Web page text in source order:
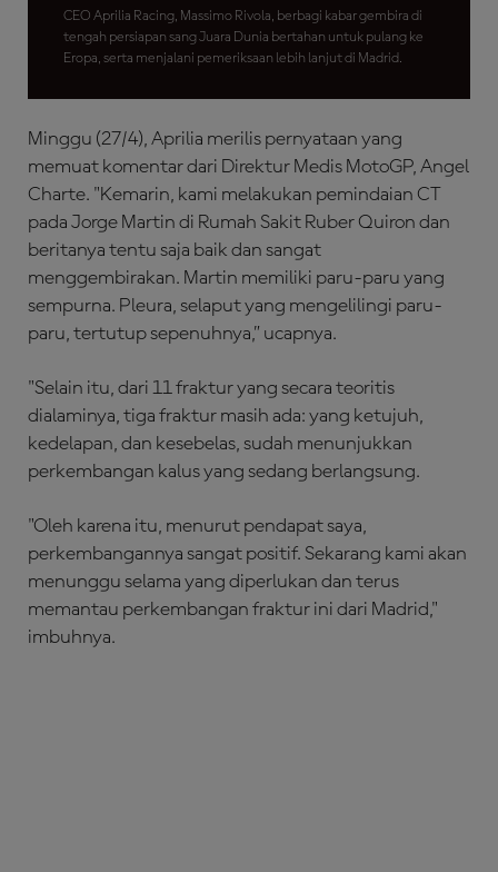
CEO Aprilia Racing, Massimo Rivola, berbagi kabar gembira di
tengah persiapan sang Juara Dunia bertahan untuk pulang ke
Eropa, serta menjalani pemeriksaan lebih lanjut di Madrid.
Minggu (27/4), Aprilia merilis pernyataan yang
memuat komentar dari Direktur Medis MotoGP, Angel
Charte. "Kemarin, kami melakukan pemindaian CT
pada Jorge Martin di Rumah Sakit Ruber Quiron dan
beritanya tentu saja baik dan sangat
menggembirakan. Martin memiliki paru-paru yang
sempurna. Pleura, selaput yang mengelilingi paru-
paru, tertutup sepenuhnya,” ucapnya.
"Selain itu, dari 11 fraktur yang secara teoritis
dialaminya, tiga fraktur masih ada: yang ketujuh,
kedelapan, dan kesebelas, sudah menunjukkan
perkembangan kalus yang sedang berlangsung.
"Oleh karena itu, menurut pendapat saya,
perkembangannya sangat positif. Sekarang kami akan
menunggu selama yang diperlukan dan terus
memantau perkembangan fraktur ini dari Madrid,"
imbuhnya.